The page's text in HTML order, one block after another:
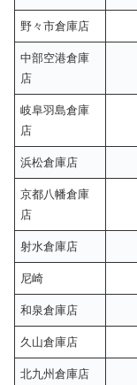
野々市倉庫店
中部空港倉庫
店
岐阜羽島倉庫
店
浜松倉庫店
京都八幡倉庫
店
射水倉庫店
尼崎
和泉倉庫店
久山倉庫店
北九州倉庫店